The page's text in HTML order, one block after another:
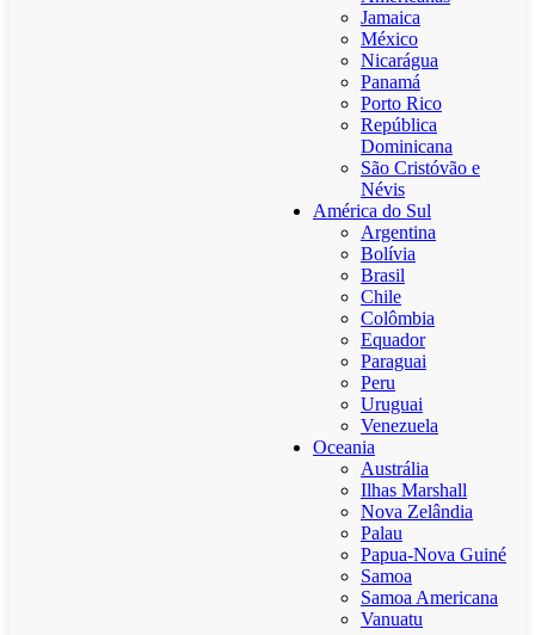
Jamaica
México
Nicarágua
Panamá
Porto Rico
República
Dominicana
São Cristóvão e
Névis
América do Sul
Argentina
Bolívia
Brasil
Chile
Colômbia
Equador
Paraguai
Peru
Uruguai
Venezuela
Oceania
Austrália
Ilhas Marshall
Nova Zelândia
Palau
Papua-Nova Guiné
Samoa
Samoa Americana
Vanuatu